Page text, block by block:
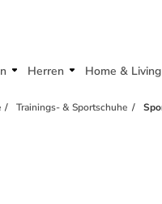
Herren Home & Living
Trainings- & Sportschuhe